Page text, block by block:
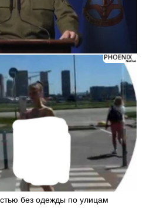
без одежды по улицам